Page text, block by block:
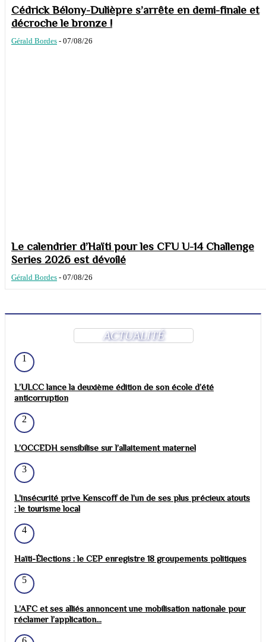
Cédrick Bélony-Dulièpre s’arrête en demi-finale et
décroche le bronze !
Gérald Bordes - 07/08/26
Le calendrier d’Haïti pour les CFU U-14 Challenge
Series 2026 est dévoilé
Gérald Bordes - 07/08/26
ACTUALITÉ
1
L’ULCC lance la deuxième édition de son école d’été
anticorruption
2
L’OCCEDH sensibilise sur l’allaitement maternel
3
L’insécurité prive Kenscoff de l’un de ses plus précieux atouts
: le tourisme local
4
Haïti-Élections : le CEP enregistre 18 groupements politiques
5
L’AFC et ses alliés annoncent une mobilisation nationale pour
réclamer l’application...